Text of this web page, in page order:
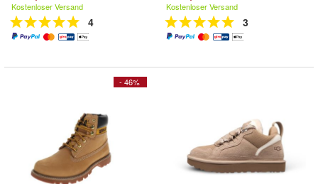
Kostenloser Versand
4
Kostenloser Versand
3
- 46%